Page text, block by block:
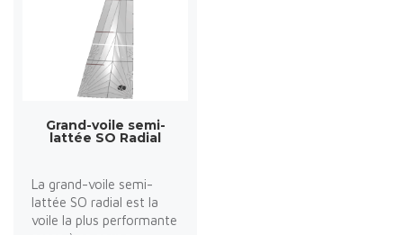
Grand-voile semi-
lattée SO Radial
La grand-voile semi-
lattée SO radial est la
voile la plus performante